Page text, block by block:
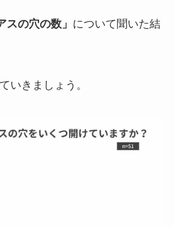
スの穴の数」 について聞いた結
いきましょう。